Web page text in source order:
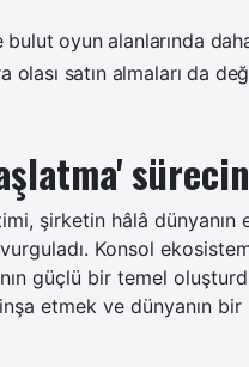
bulut oyun alanlarında
olası satın almaları da
şirketin hâlâ
Konsol
güçlü bir temel
etmek ve dünyanın